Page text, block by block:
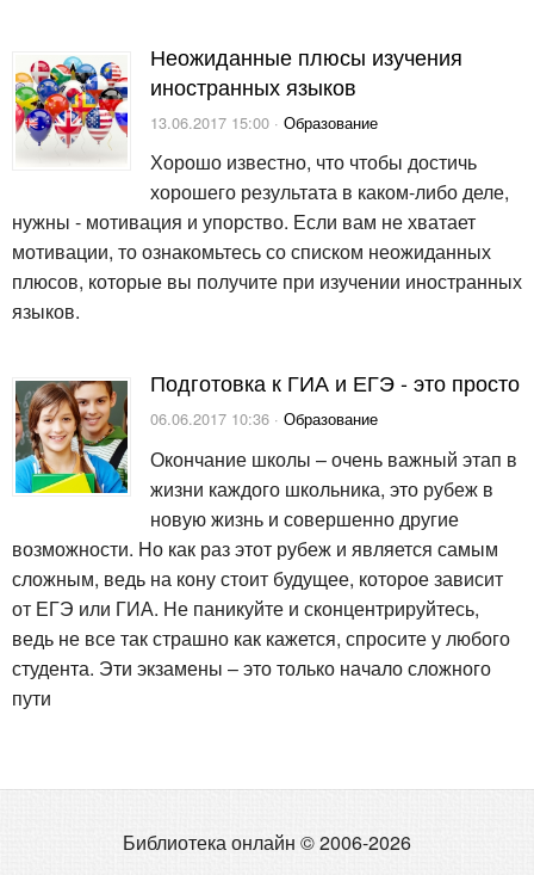
Неожиданные плюсы изучения
иностранных языков
13.06.2017 15:00 · Образование
Хорошо известно, что чтобы достичь
хорошего результата в каком-либо деле,
нужны - мотивация и упорство. Если вам не хватает
мотивации, то ознакомьтесь со списком неожиданных
плюсов, которые вы получите при изучении иностранных
языков.
Подготовка к ГИА и ЕГЭ - это просто
06.06.2017 10:36 · Образование
Окончание школы – очень важный этап в
жизни каждого школьника, это рубеж в
новую жизнь и совершенно другие
возможности. Но как раз этот рубеж и является самым
сложным, ведь на кону стоит будущее, которое зависит
от ЕГЭ или ГИА. Не паникуйте и сконцентрируйтесь,
ведь не все так страшно как кажется, спросите у любого
студента. Эти экзамены – это только начало сложного
пути
Библиотека онлайн © 2006-2026